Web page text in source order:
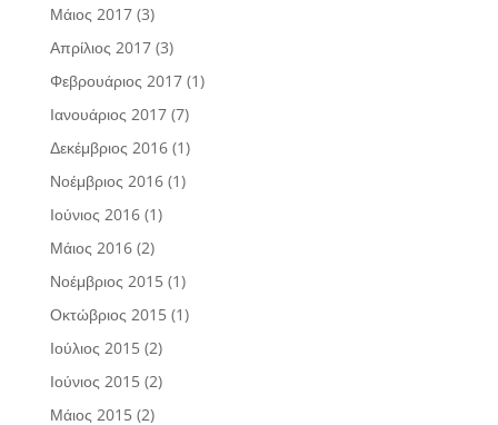
Μάιος 2017(3)
Απρίλιος 2017(3)
Φεβρουάριος 2017(1)
Ιανουάριος 2017(7)
Δεκέμβριος 2016(1)
Νοέμβριος 2016(1)
Ιούνιος 2016(1)
Μάιος 2016(2)
Νοέμβριος 2015(1)
Οκτώβριος 2015(1)
Ιούλιος 2015(2)
Ιούνιος 2015(2)
Μάιος 2015(2)